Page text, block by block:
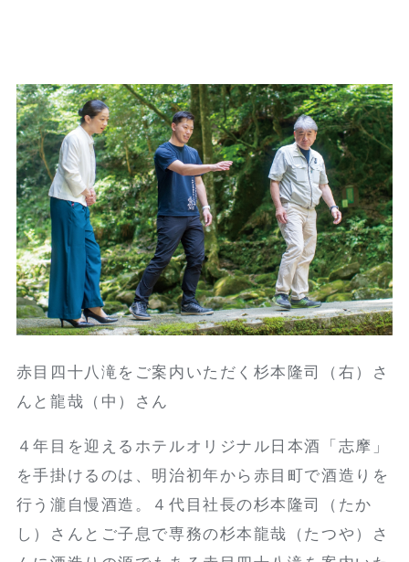
赤目四十八滝をご案内いただく杉本隆司（右）さ
んと龍哉（中）さん
４年目を迎えるホテルオリジナル日本酒「志摩」
を手掛けるのは、明治初年から赤目町で酒造りを
行う瀧自慢酒造。４代目社長の杉本隆司（たか
し）さんとご子息で専務の杉本龍哉（たつや）さ